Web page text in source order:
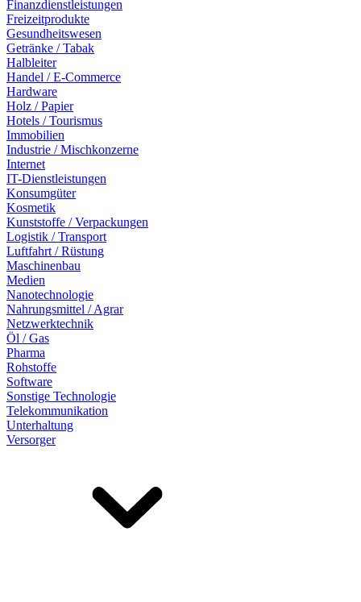
Finanzdienstleistungen
Freizeitprodukte
Gesundheitswesen
Getränke / Tabak
Halbleiter
Handel / E-Commerce
Hardware
Holz / Papier
Hotels / Tourismus
Immobilien
Industrie / Mischkonzerne
Internet
IT-Dienstleistungen
Konsumgüter
Kosmetik
Kunststoffe / Verpackungen
Logistik / Transport
Luftfahrt / Rüstung
Maschinenbau
Medien
Nanotechnologie
Nahrungsmittel / Agrar
Netzwerktechnik
Öl / Gas
Pharma
Rohstoffe
Software
Sonstige Technologie
Telekommunikation
Unterhaltung
Versorger